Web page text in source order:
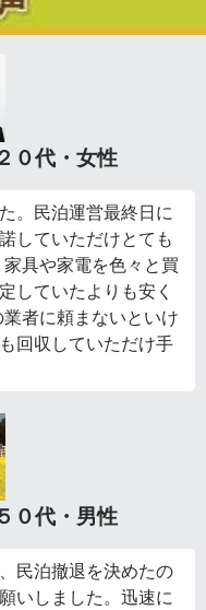
０代・女性
。民泊運営最終日に
していただけとても
具や家電を色々と買
していたよりも安く
者に頼まないといけ
回収していただけ手
０代・男性
民泊撤退を決めたの
いしました。迅速に